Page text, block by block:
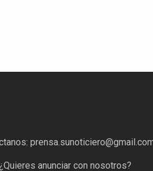
anunciar con nosotros?